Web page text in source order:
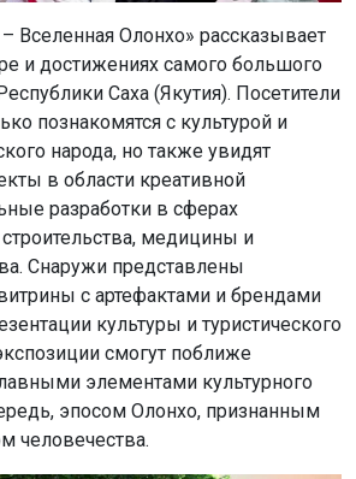
Вселенная Олонхо» рассказывает
и достижениях самого большого
Саха (Якутия). Посетители
познакомятся с культурой и
народа, но также увидят
в области креативной
разработки в сферах
медицины и
Снаружи представлены
с артефактами и брендами
культуры и туристического
смогут поближе
элементами культурного
эпосом Олонхо, признанным